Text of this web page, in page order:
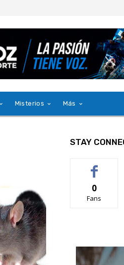
Misterios Más
STAY
0
Fans